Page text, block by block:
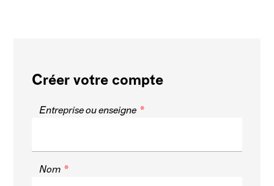
Créer votre compte
Entreprise ou enseigne
Nom